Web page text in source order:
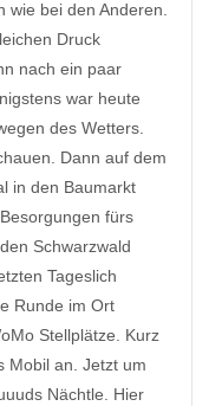
wie bei den Anderen.
Druck
nach ein paar
war heute
des Wetters.
Dann auf dem
in den Baumarkt
fürs
Schwarzwald
Tageslich
Runde im Ort
Stellplätze. Kurz
Mobil an. Jetzt um
Nächtle. Hier